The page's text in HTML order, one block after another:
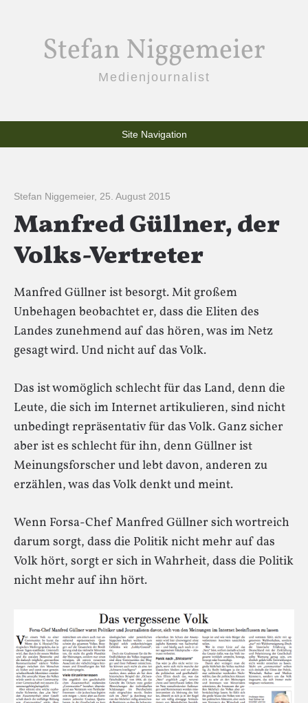
Stefan Niggemeier
Medienjournalist
Site Navigation
Stefan Niggemeier, 25. August 2015
Manfred Güllner, der
Volks-Vertreter
Manfred Güllner ist besorgt. Mit großem
Unbehagen beobachtet er, dass die Eliten des
Landes zunehmend auf das hören, was im Netz
gesagt wird. Und nicht auf das Volk.
Das ist womöglich schlecht für das Land, denn die
Leute, die sich im Internet artikulieren, sind nicht
unbedingt repräsentativ für das Volk. Ganz sicher
aber ist es schlecht für ihn, denn Güllner ist
Meinungsforscher und lebt davon, anderen zu
erzählen, was das Volk denkt und meint.
Wenn Forsa-Chef Manfred Güllner sich wortreich
darum sorgt, dass die Politik nicht mehr auf das
Volk hört, sorgt er sich in Wahrheit, dass die Politik
nicht mehr auf ihn hört.